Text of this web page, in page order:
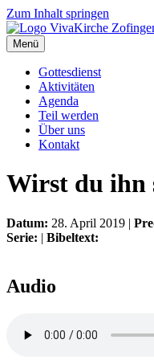
Zum Inhalt springen
Menü
Gottesdienst
Aktivitäten
Agenda
Teil werden
Über uns
Kontakt
Wirst du ihn
Datum: 28. April 2019 |
Serie: | Bibeltext:
Audio